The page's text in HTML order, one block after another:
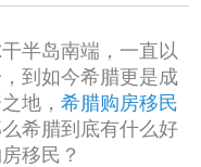
半岛南端，一直以
到如今希腊更是成
地，希腊购房移民
希腊到底有什么好
移民？